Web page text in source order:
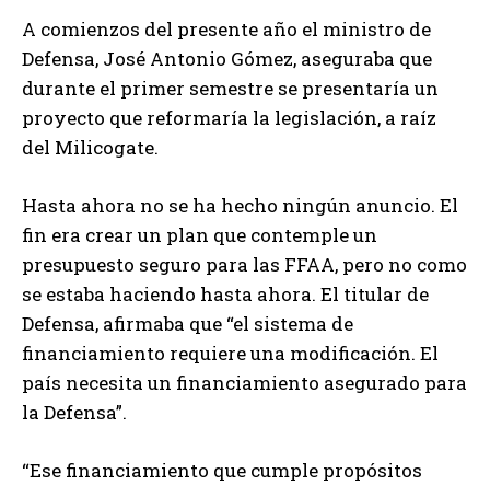
A comienzos del presente año el ministro de
Defensa, José Antonio Gómez, aseguraba que
durante el primer semestre se presentaría un
proyecto que reformaría la legislación, a raíz
del Milicogate.
Hasta ahora no se ha hecho ningún anuncio. El
fin era crear un plan que contemple un
presupuesto seguro para las FFAA, pero no como
se estaba haciendo hasta ahora. El titular de
Defensa, afirmaba que “el sistema de
financiamiento requiere una modificación. El
país necesita un financiamiento asegurado para
la Defensa”.
“Ese financiamiento que cumple propósitos